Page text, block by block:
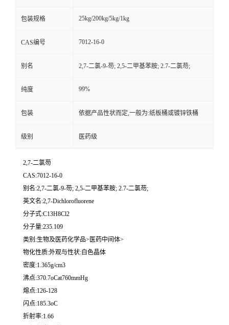
包装规格 25kg/200kg/5kg/1kg
CAS编号 7012-16-0
别名 2,7-二氯-9-芴; 2,5-二甲基苯胺; 2.7-二氯芴;
纯度 99%
包装 依据产品性状而定,一般为:纸板桶或镀锌铁桶
级别 医药级
2,7-二氯芴
CAS:7012-16-0
别名:2,7-二氯-9-芴; 2,5-二甲基苯胺; 2.7-二氯芴;
英文名:2,7-Dichlorofluorene
分子式:C13H8Cl2
分子量:235.109
类别:生物及医药化学品>医药中间体>
物化性质:外观与性状:白色晶体
密度:1.365g/cm3
沸点:370.7oCat760mmHg
熔点:126-128
闪点:185.3oC
折射率:1.66